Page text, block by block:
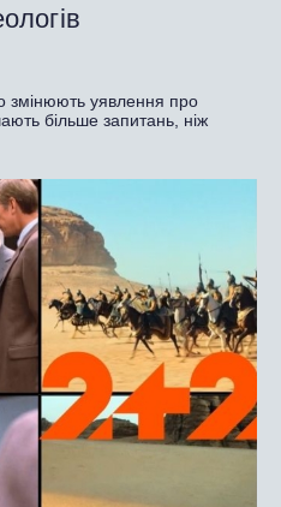
змінюють уявлення про
більше запитань, ніж